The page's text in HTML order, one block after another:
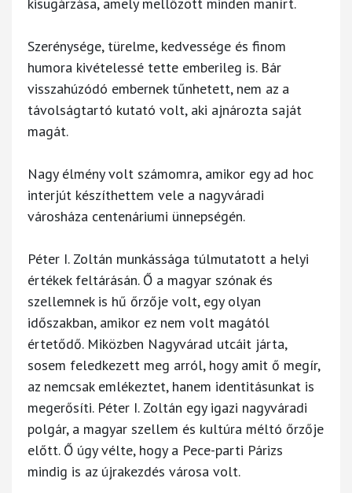
Szerénysége, türelme, kedvessége és finom
humora kivételessé tette emberileg is. Bár
visszahúzódó embernek tűnhetett, nem az a
távolságtartó kutató volt, aki ajnározta saját
magát.
Nagy élmény volt számomra, amikor egy ad hoc
interjút készíthettem vele a nagyváradi
városháza centenáriumi ünnepségén.
Péter I. Zoltán munkássága túlmutatott a helyi
értékek feltárásán. Ő a magyar szónak és
szellemnek is hű őrzője volt, egy olyan
időszakban, amikor ez nem volt magától
értetődő. Miközben Nagyvárad utcáit járta,
sosem feledkezett meg arról, hogy amit ő megír,
az nemcsak emlékeztet, hanem identitásunkat is
megerősíti. Péter I. Zoltán egy igazi nagyváradi
polgár, a magyar szellem és kultúra méltó őrzője
előtt. Ő úgy vélte, hogy a Pece-parti Párizs
mindig is az újrakezdés városa volt.